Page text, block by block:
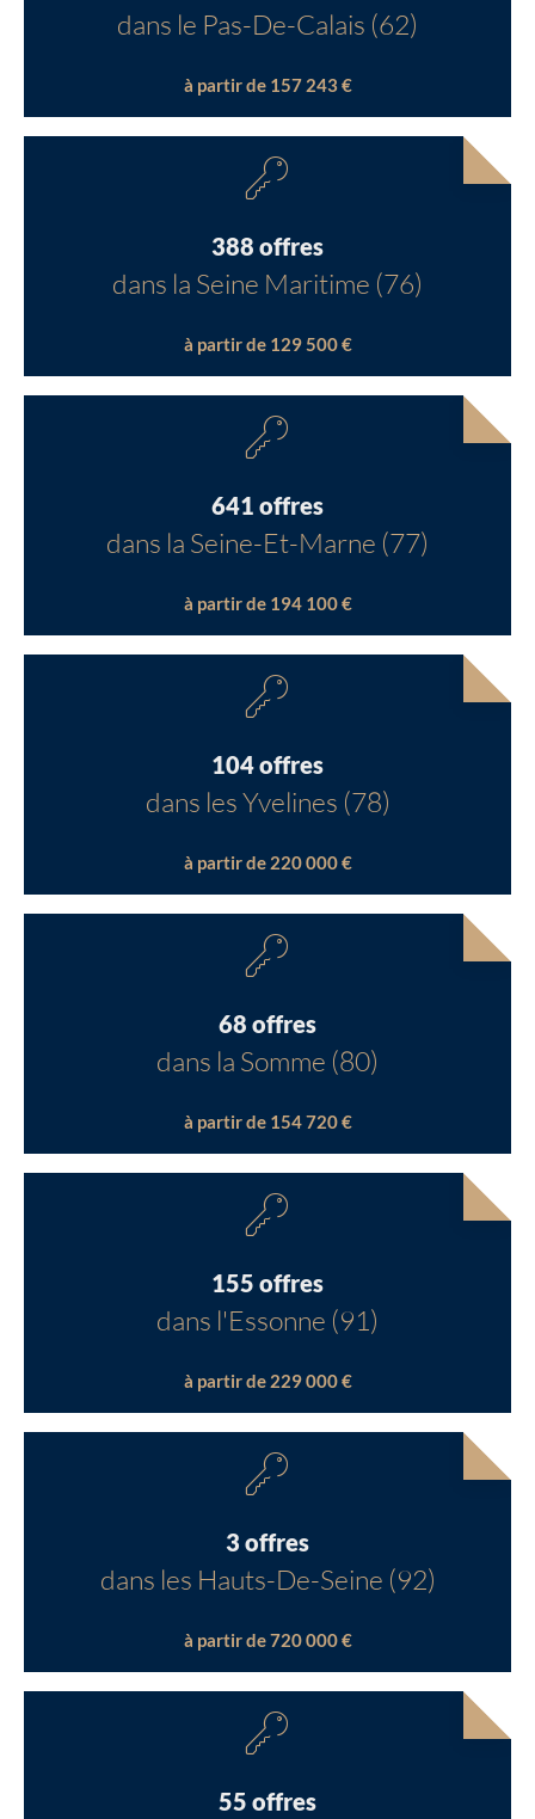
dans le Pas-De-Calais (62)
à partir de 157 243 €
388 offres
dans la Seine Maritime (76)
à partir de 129 500 €
641 offres
dans la Seine-Et-Marne (77)
à partir de 194 100 €
104 offres
dans les Yvelines (78)
à partir de 220 000 €
68 offres
dans la Somme (80)
à partir de 154 720 €
155 offres
dans l'Essonne (91)
à partir de 229 000 €
3 offres
dans les Hauts-De-Seine (92)
à partir de 720 000 €
55 offres